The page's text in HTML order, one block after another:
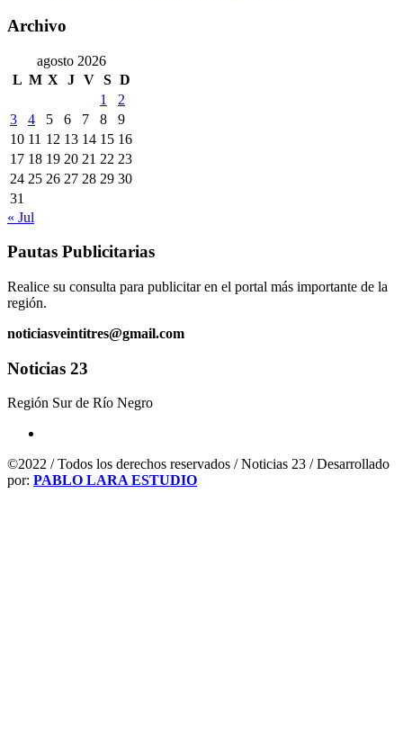
Archivo
agosto 2026
L M X J V S D
1
2
3
4 5 6 7 8
9
10 11 12 13 14 15 16
17 18 19 20 21 22 23
24 25 26 27 28 29 30
31
« Jul
Pautas Publicitarias
Realice su consulta para publicitar en el portal más importante de la
región.
noticiasveintitres@gmail.com
Noticias 23
Región Sur de Río Negro
©2022 / Todos los derechos reservados / Noticias 23 / Desarrollado
por: PABLO LARA ESTUDIO